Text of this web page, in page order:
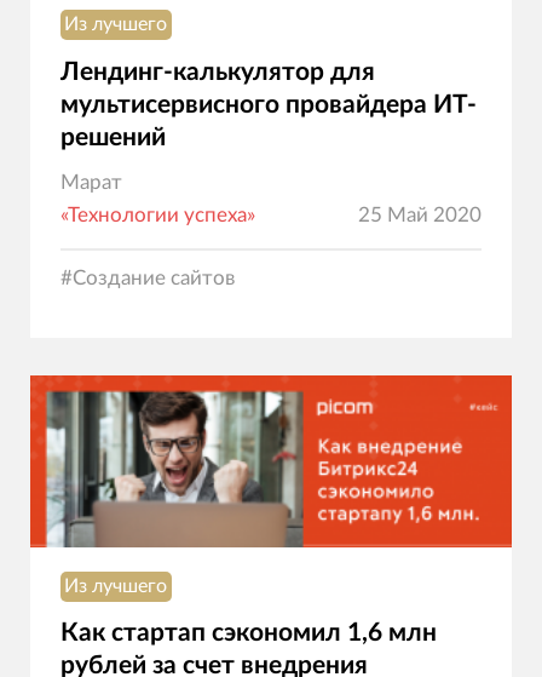
Из лучшего
Лендинг-калькулятор для
мультисервисного провайдера ИТ-
решений
Марат
«Технологии успеха»
25 Май 2020
#Создание сайтов
Из лучшего
Как стартап сэкономил 1,6 млн
рублей за счет внедрения